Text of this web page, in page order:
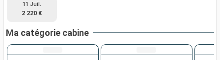
11 Juil.
2 220 €
Ma catégorie cabine